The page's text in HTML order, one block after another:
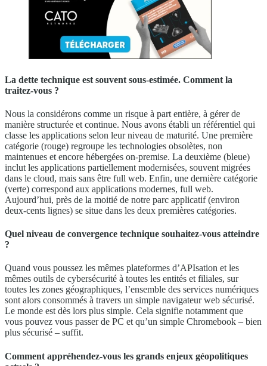
La dette technique est souvent sous-estimée. Comment la
traitez-vous ?
Nous la considérons comme un risque à part entière, à gérer de
manière structurée et continue. Nous avons établi un référentiel qui
classe les applications selon leur niveau de maturité. Une première
catégorie (rouge) regroupe les technologies obsolètes, non
maintenues et encore hébergées on-premise. La deuxième (bleue)
inclut les applications partiellement modernisées, souvent migrées
dans le cloud, mais sans être full web. Enfin, une dernière catégorie
(verte) correspond aux applications modernes, full web.
Aujourd’hui, près de la moitié de notre parc applicatif (environ
deux-cents lignes) se situe dans les deux premières catégories.
Quel niveau de convergence technique souhaitez-vous atteindre
?
Quand vous poussez les mêmes plateformes d’APIsation et les
mêmes outils de cybersécurité à toutes les entités et filiales, sur
toutes les zones géographiques, l’ensemble des services numériques
sont alors consommés à travers un simple navigateur web sécurisé.
Le monde est dès lors plus simple. Cela signifie notamment que
vous pouvez vous passer de PC et qu’un simple Chromebook – bien
plus sécurisé – suffit.
Comment appréhendez-vous les grands enjeux géopolitiques